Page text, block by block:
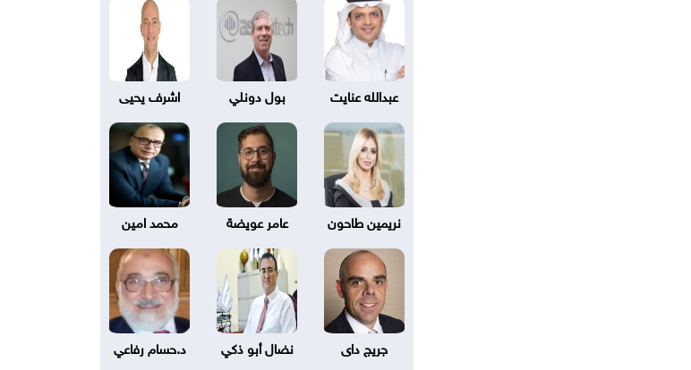
عبدالله عنايت بول دونلي اشرف يحيى
نريمين طاحون عامر عويضة محمد امين
جريج داى نضال أبو ذكي د.حسام رفاعي